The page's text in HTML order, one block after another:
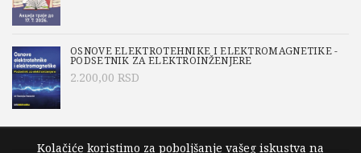
OSNOVE ELEKTROTEHNIKE I ELEKTROMAGNETIKE -
PODSETNIK ZA ELEKTROINŽENJERE
2.200,00 RSD
Kolačiće koristimo za poboljšanje vašeg iskustva na